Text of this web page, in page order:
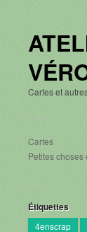
Cartes et
Cartes
Petites choses
Étiquettes
4enscrap